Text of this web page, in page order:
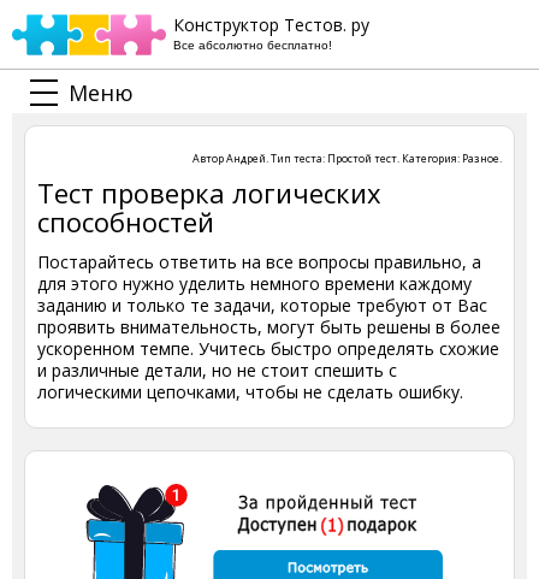
Конструктор Тестов. ру
Все абсолютно бесплатно!
Меню
АвторАндрей. Тип теста: Простой тест. Категория: Разное.
Тест проверка логических
способностей
Постарайтесь ответить на все вопросы правильно, а
для этого нужно уделить немного времени каждому
заданию и только те задачи, которые требуют от Вас
проявить внимательность, могут быть решены в более
ускоренном темпе. Учитесь быстро определять схожие
и различные детали, но не стоит спешить с
логическими цепочками, чтобы не сделать ошибку.